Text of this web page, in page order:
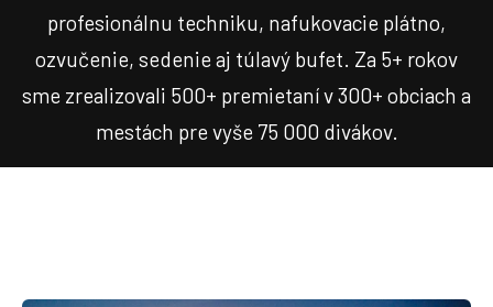
profesionálnu techniku, nafukovacie plátno,
ozvučenie, sedenie aj túlavý bufet. Za 5+ rokov
sme zrealizovali 500+ premietaní v 300+ obciach a
mestách pre vyše 75 000 divákov.